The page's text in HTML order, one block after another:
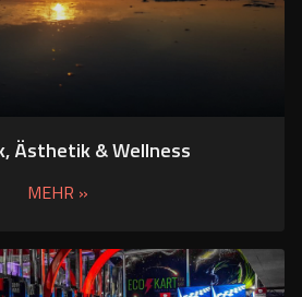
Ästhetik & Wellness
MEHR »